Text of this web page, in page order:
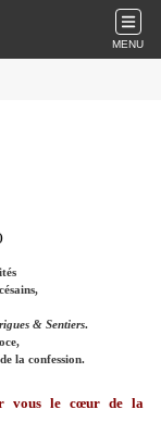
MENU
& Sentiers.
la confession.
vous le cœur de la